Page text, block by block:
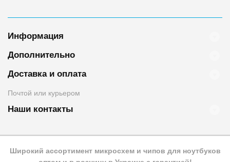
Информация
Дополнительно
Доставка и оплата
Почтой или курьером
Наши контакты
Широкий ассортимент микросхем и чипов для ноутбуков